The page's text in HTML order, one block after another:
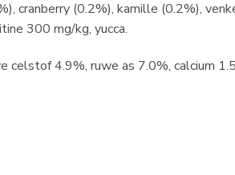
cranberry (0.2%), kamille (0.2%),
300 mg/kg, yucca.
celstof 4.9%, ruwe as 7.0%, calcium